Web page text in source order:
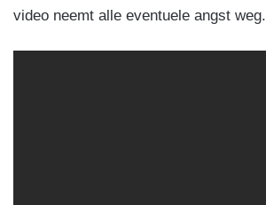
video neemt alle eventuele angst weg.